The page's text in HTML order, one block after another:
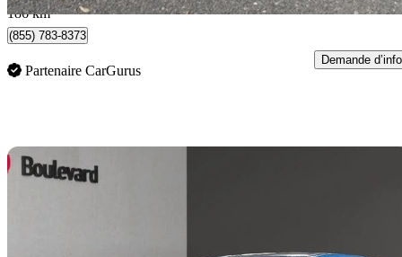
186 km
(855) 783-8373
Partenaire CarGurus
Demande d’info